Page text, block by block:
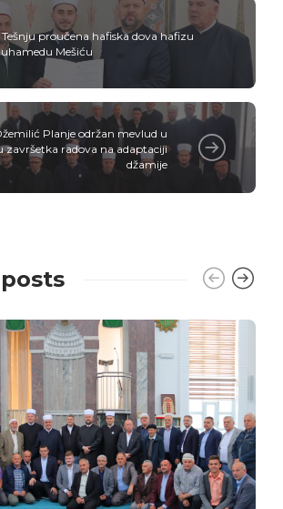
Tešnju proučena hafiska dova hafizu
Mešiću
Planje održan mevlud u
završetka radova na adaptaciji
džamije